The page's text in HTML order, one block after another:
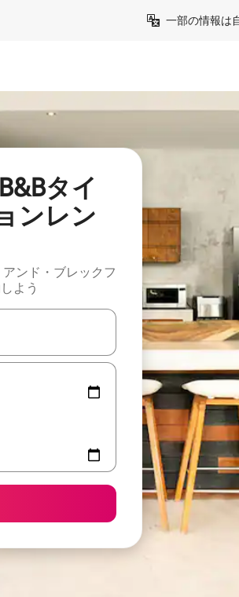
一部の情報は
タイ
ンレン
ンド・ブレックフ
よう
矢印キーを使って移動するか、画面をタッ